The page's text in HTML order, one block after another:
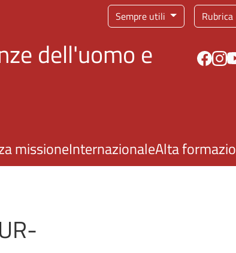
Sempre utili Rubrica
dell'uomo e
missioneInternazionaleAlta